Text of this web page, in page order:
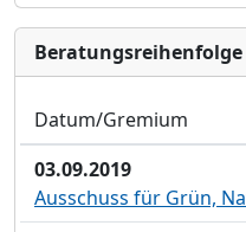
Bera­tungs­reihen­folge
Datum/Gremium
03.09.2019
Ausschuss für Grün,